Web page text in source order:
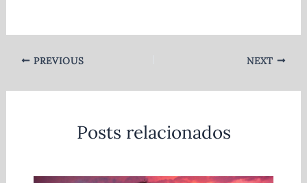
PREVIOUS NEXT
Posts relacionados